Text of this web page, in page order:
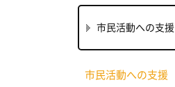
市民活動への支援
市民活動への支援